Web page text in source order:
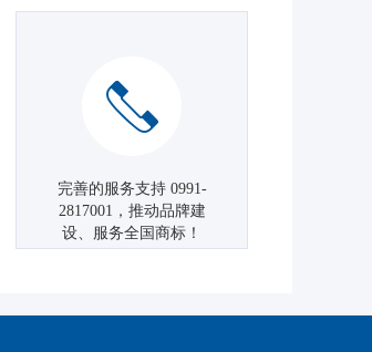
完善的服务支持 0991-
2817001，推动品牌建
设、服务全国商标！